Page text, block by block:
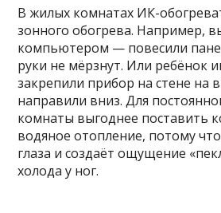
В жилых комнатах ИК-
зонного обогрева. Например,
компьютером — повесили
руки не мёрзнут. Или ребёнок
закрепили прибор на стене на
направили вниз. Для
комнаты выгоднее поставить
водяное отопление, потому
глаза и создаёт ощущение
холода у ног.